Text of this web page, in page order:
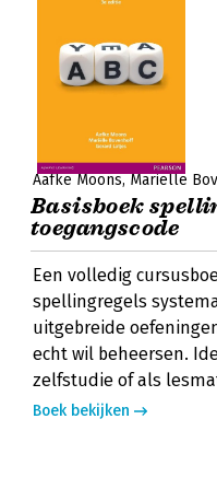
Aafke Moons Mariëlle
Basisboek
toegangscode
Een volledig
spellingregels
uitgebreide
echt wil beheersen.
zelfstudie of als
Boek bekijken